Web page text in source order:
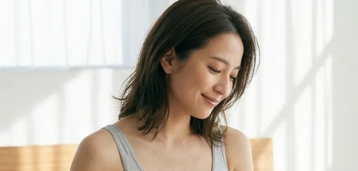
先染トランクス 丸首半袖シャツ